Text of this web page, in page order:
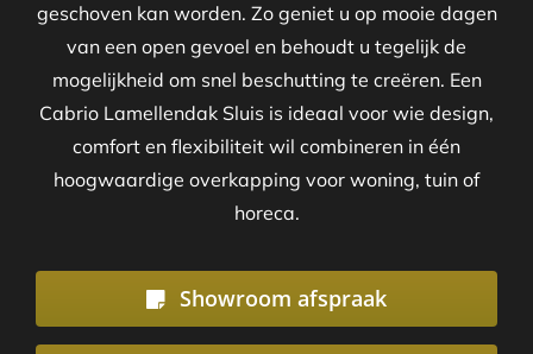
geschoven kan worden. Zo geniet u op mooie dagen
van een open gevoel en behoudt u tegelijk de
mogelijkheid om snel beschutting te creëren. Een
Cabrio Lamellendak Sluis is ideaal voor wie design,
comfort en flexibiliteit wil combineren in één
hoogwaardige overkapping voor woning, tuin of
horeca.
Showroom afspraak